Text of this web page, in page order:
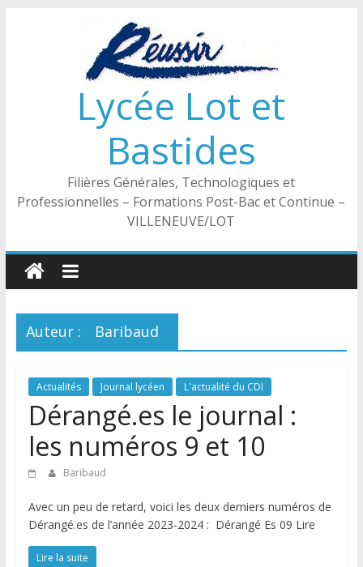
Lycée Lot et
Bastides
Filières Générales, Technologiques et
Professionnelles – Formations Post-Bac et Continue –
VILLENEUVE/LOT
Auteur : Baribaud
Actualités Journal lycéen L'actualité du CDI
Dérangé.es le journal :
les numéros 9 et 10
Baribaud
Avec un peu de retard, voici les deux derniers numéros de
Dérangé.es de l’année 2023-2024 : Dérangé Es 09 Lire
Lire la suite